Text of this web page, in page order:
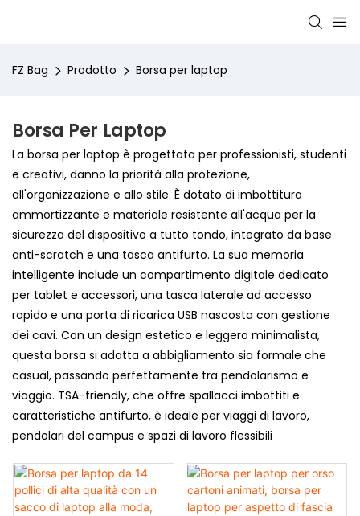
FZ Bag Prodotto Borsa per laptop
Borsa Per Laptop
La borsa per laptop è progettata per professionisti, studenti
e creativi, danno la priorità alla protezione,
all'organizzazione e allo stile. È dotato di imbottitura
ammortizzante e materiale resistente all'acqua per la
sicurezza del dispositivo a tutto tondo, integrato da base
anti-scratch e una tasca antifurto. La sua memoria
intelligente include un compartimento digitale dedicato
per tablet e accessori, una tasca laterale ad accesso
rapido e una porta di ricarica USB nascosta con gestione
dei cavi. Con un design estetico e leggero minimalista,
questa borsa si adatta a abbigliamento sia formale che
casual, passando perfettamente tra pendolarismo e
viaggio. TSA-friendly, che offre spallacci imbottiti e
caratteristiche antifurto, è ideale per viaggi di lavoro,
pendolari del campus e spazi di lavoro flessibili